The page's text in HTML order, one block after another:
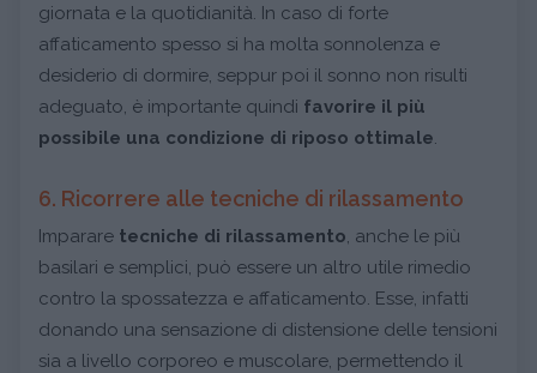
giornata e la quotidianità. In caso di forte
affaticamento spesso si ha molta sonnolenza e
desiderio di dormire, seppur poi il sonno non risulti
adeguato, è importante quindi favorire il più
possibile una condizione di riposo ottimale.
6. Ricorrere alle tecniche di rilassamento
Imparare tecniche di rilassamento, anche le più
basilari e semplici, può essere un altro utile rimedio
contro la spossatezza e affaticamento. Esse, infatti
donando una sensazione di distensione delle tensioni
sia a livello corporeo e muscolare, permettendo il